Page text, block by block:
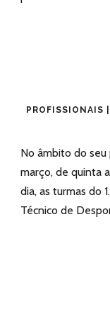
PROFISSIONAIS
No âmbito do
março, de quinta
dia, as turmas do
Técnico de